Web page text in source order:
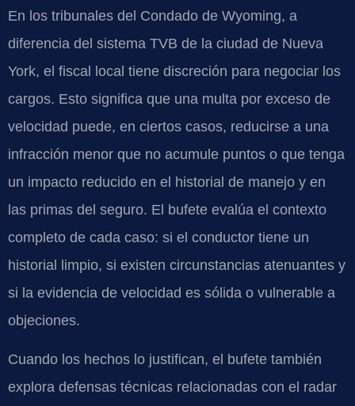
En los tribunales del Condado de Wyoming, a
diferencia del sistema TVB de la ciudad de Nueva
York, el fiscal local tiene discreción para negociar los
cargos. Esto significa que una multa por exceso de
velocidad puede, en ciertos casos, reducirse a una
infracción menor que no acumule puntos o que tenga
un impacto reducido en el historial de manejo y en
las primas del seguro. El bufete evalúa el contexto
completo de cada caso: si el conductor tiene un
historial limpio, si existen circunstancias atenuantes y
si la evidencia de velocidad es sólida o vulnerable a
objeciones.
Cuando los hechos lo justifican, el bufete también
explora defensas técnicas relacionadas con el radar